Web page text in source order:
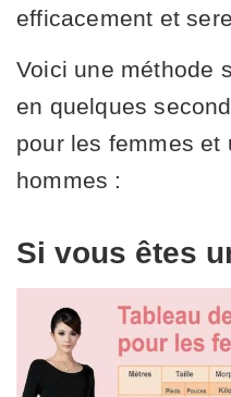
efficacement et
Voici une méthode
en quelques
pour les femmes et
hommes :
Si vous êtes